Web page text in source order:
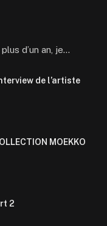
d’un an, je…
de l’artiste
MOEKKO
2